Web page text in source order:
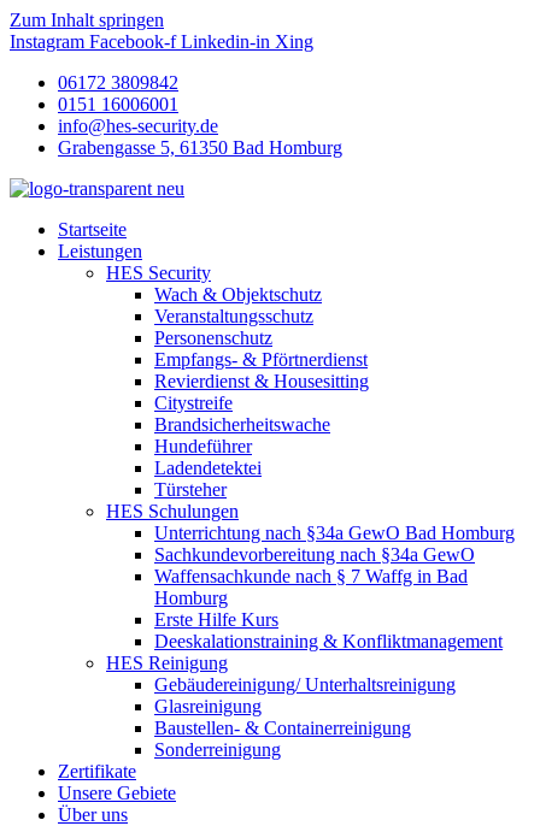
Zum Inhalt springen
Instagram Facebook-f Linkedin-in Xing
06172 3809842
0151 16006001
info@hes-security.de
Grabengasse 5, 61350 Bad Homburg
Startseite
Leistungen
HES Security
Wach & Objektschutz
Veranstaltungsschutz
Personenschutz
Empfangs- & Pförtnerdienst
Revierdienst & Housesitting
Citystreife
Brandsicherheitswache
Hundeführer
Ladendetektei
Türsteher
HES Schulungen
Unterrichtung nach §34a GewO Bad Homburg
Sachkundevorbereitung nach §34a GewO
Waffensachkunde nach § 7 Waffg in Bad
Homburg
Erste Hilfe Kurs
Deeskalationstraining & Konfliktmanagement
HES Reinigung
Gebäudereinigung/ Unterhaltsreinigung
Glasreinigung
Baustellen- & Containerreinigung
Sonderreinigung
Zertifikate
Unsere Gebiete
Über uns